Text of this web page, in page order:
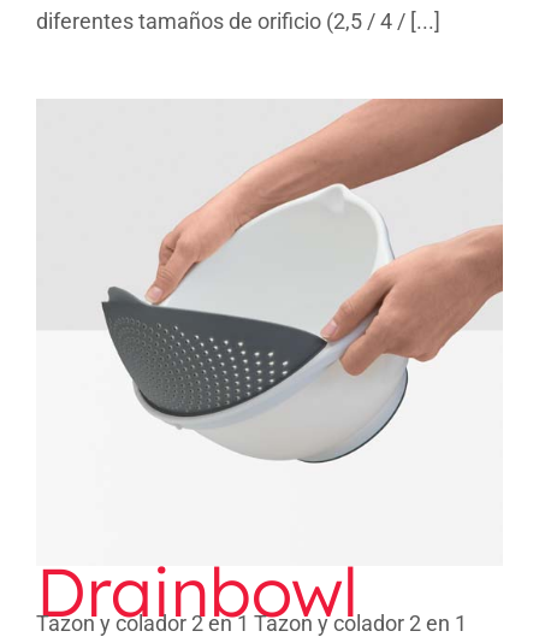
diferentes tamaños de orificio (2,5 / 4 / [...]
Drainbowl
Drainbowl
Tazon y colador 2 en 1 Tazon y colador 2 en 1